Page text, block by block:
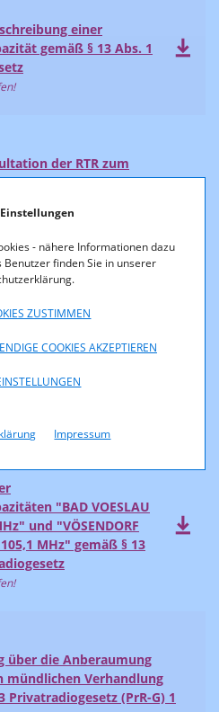
- nähere Informationen dazu
Benutzer finden Sie in unserer
ZUSTIMMEN
COOKIES AKZEPTIEREN
Impressum
einer
gemäß § 13 Abs. 1
der RTR zum
Bereiche Medien-
MHz", "YBBS
102,0 MHz "
"BAD VOESLAU
und "VÖSENDORF
MHz" gemäß § 13
über die Anberaumung
mündlichen Verhandlung
Privatradiogesetz (PrR-G) 1